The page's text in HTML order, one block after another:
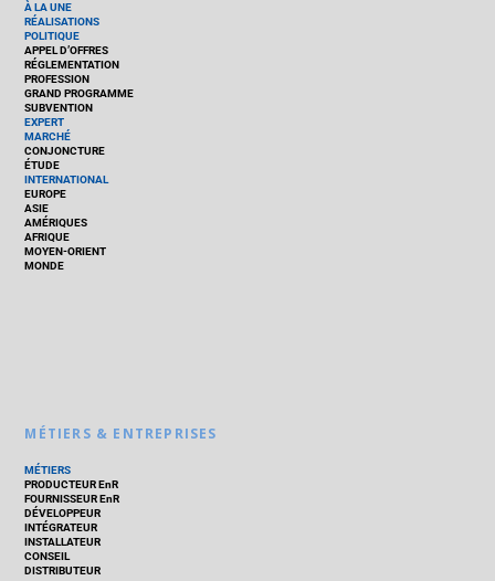
À LA UNE
RÉALISATIONS
POLITIQUE
APPEL D’OFFRES
RÉGLEMENTATION
PROFESSION
GRAND PROGRAMME
SUBVENTION
EXPERT
MARCHÉ
CONJONCTURE
ÉTUDE
INTERNATIONAL
EUROPE
ASIE
AMÉRIQUES
AFRIQUE
MOYEN-ORIENT
MONDE
MÉTIERS & ENTREPRISES
MÉTIERS
PRODUCTEUR EnR
FOURNISSEUR EnR
DÉVELOPPEUR
INTÉGRATEUR
INSTALLATEUR
CONSEIL
DISTRIBUTEUR